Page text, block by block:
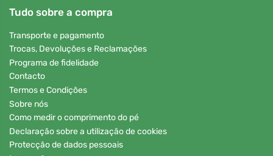
Tudo sobre a compra
Transporte e pagamento
Trocas, Devoluções e Reclamações
Programa de fidelidade
Contacto
Termos e Condições
Sobre nós
Como medir o comprimento do pé
Declaração sobre a utilização de cookies
Protecção de dados pessoais